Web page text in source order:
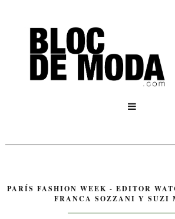

PARÍS FASHION WEEK - EDITOR
FRANCA SOZZANI Y SUZI